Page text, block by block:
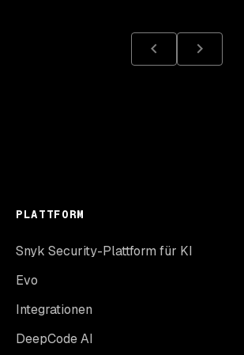
PLATTFORM
Snyk Security-Plattform für KI
Evo
Integrationen
DeepCode AI